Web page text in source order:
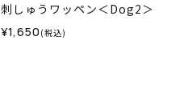
刺しゅうワッペン＜Dog2＞
¥1,650 (税込)